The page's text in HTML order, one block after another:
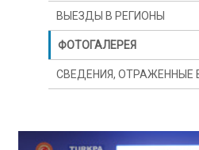
ВЫЕЗДЫ В РЕГИОНЫ
ФОТОГАЛЕРЕЯ
СВЕДЕНИЯ, ОТРАЖЕННЫЕ